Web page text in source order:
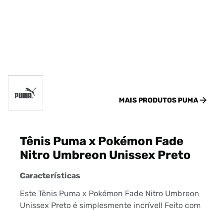
MAIS PRODUTOS PUMA
Tênis Puma x Pokémon Fade
Nitro Umbreon Unissex Preto
Características
Este Tênis Puma x Pokémon Fade Nitro Umbreon
Unissex Preto é simplesmente incrível! Feito com